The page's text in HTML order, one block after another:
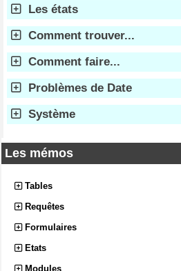
Les mémos
Tables
Requêtes
Formulaires
Etats
Modules
Les états
Comment trouver...
Comment faire...
Problèmes de Date
Système